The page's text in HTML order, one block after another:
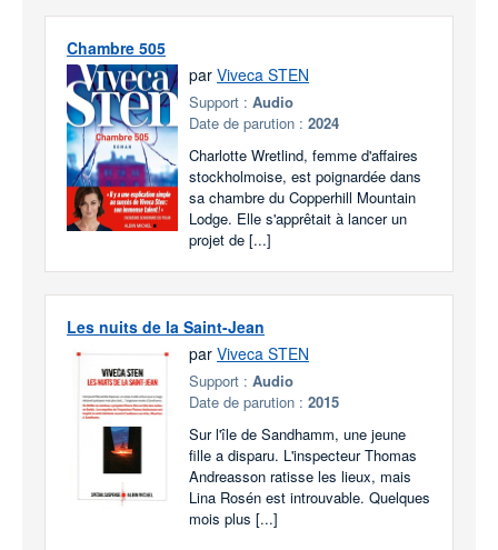
Chambre 505
par Viveca STEN
Support : Audio
Date de parution : 2024
Charlotte Wretlind, femme d'affaires
stockholmoise, est poignardée dans
sa chambre du Copperhill Mountain
Lodge. Elle s'apprêtait à lancer un
projet de [...]
Les nuits de la Saint-Jean
par Viveca STEN
Support : Audio
Date de parution : 2015
Sur l'île de Sandhamm, une jeune
fille a disparu. L'inspecteur Thomas
Andreasson ratisse les lieux, mais
Lina Rosén est introuvable. Quelques
mois plus [...]